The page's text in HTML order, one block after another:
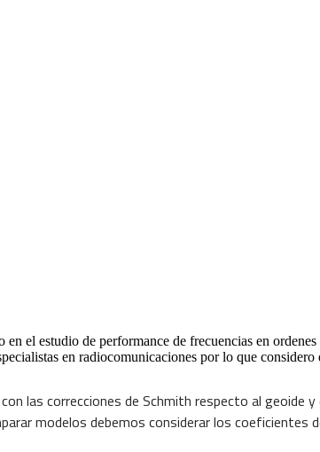
el estudio de performance de frecuencias en ordenes
en radiocomunicaciones por lo que
las correcciones de Schmith respecto al geoide
modelos debemos considerar los coeficientes